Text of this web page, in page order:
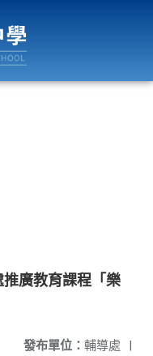
廣教育課程「樂
發布單位： 輔導處 |